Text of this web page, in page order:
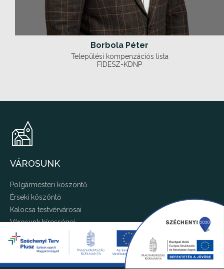
Borbola Péter
Települési kompenzációs lista
FIDESZ-KDNP
VÁROSUNK
Polgármesteri köszöntő
Érseki köszöntő
Kalocsa testvérvárosai
Városunk hírességei
Kalocsa kitüntetései
Kalocsa története